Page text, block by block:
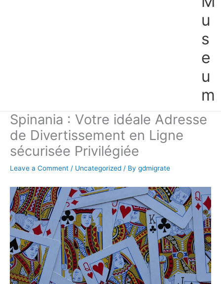
u
s
e
u
m
Spinania : Votre idéale Adresse
de Divertissement en Ligne
sécurisée Privilégiée
Leave a Comment / Uncategorized / By gdmigrate